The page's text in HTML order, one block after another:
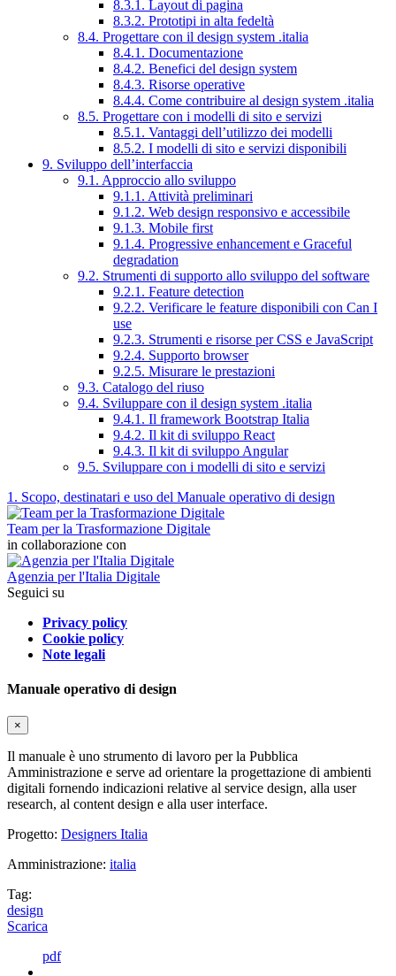
8.3.1. Layout di pagina
8.3.2. Prototipi in alta fedeltà
8.4. Progettare con il design system .italia
8.4.1. Documentazione
8.4.2. Benefici del design system
8.4.3. Risorse operative
8.4.4. Come contribuire al design system .italia
8.5. Progettare con i modelli di sito e servizi
8.5.1. Vantaggi dell’utilizzo dei modelli
8.5.2. I modelli di sito e servizi disponibili
9. Sviluppo dell’interfaccia
9.1. Approccio allo sviluppo
9.1.1. Attività preliminari
9.1.2. Web design responsivo e accessibile
9.1.3. Mobile first
9.1.4. Progressive enhancement e Graceful
degradation
9.2. Strumenti di supporto allo sviluppo del software
9.2.1. Feature detection
9.2.2. Verificare le feature disponibili con Can I
use
9.2.3. Strumenti e risorse per CSS e JavaScript
9.2.4. Supporto browser
9.2.5. Misurare le prestazioni
9.3. Catalogo del riuso
9.4. Sviluppare con il design system .italia
9.4.1. Il framework Bootstrap Italia
9.4.2. Il kit di sviluppo React
9.4.3. Il kit di sviluppo Angular
9.5. Sviluppare con i modelli di sito e servizi
1. Scopo, destinatari e uso del Manuale operativo di design
Team per la Trasformazione Digitale
in collaborazione con
Agenzia per l'Italia Digitale
Seguici su
Privacy policy
Cookie policy
Note legali
Manuale operativo di design
×
Il manuale è uno strumento di lavoro per la Pubblica
Amministrazione e serve ad orientare la progettazione di ambienti
digitali fornendo indicazioni relative al service design, alla user
research, al content design e alla user interface.
Progetto: Designers Italia
Amministrazione: italia
Tag:
design
Scarica
pdf